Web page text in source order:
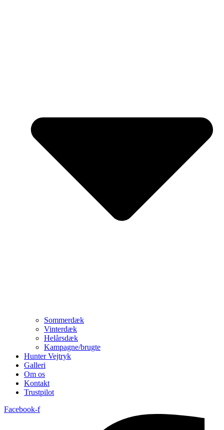
Sommerdæk
Vinterdæk
Helårsdæk
Kampagne/brugte
Hunter Vejtryk
Galleri
Om os
Kontakt
Trustpilot
Facebook-f